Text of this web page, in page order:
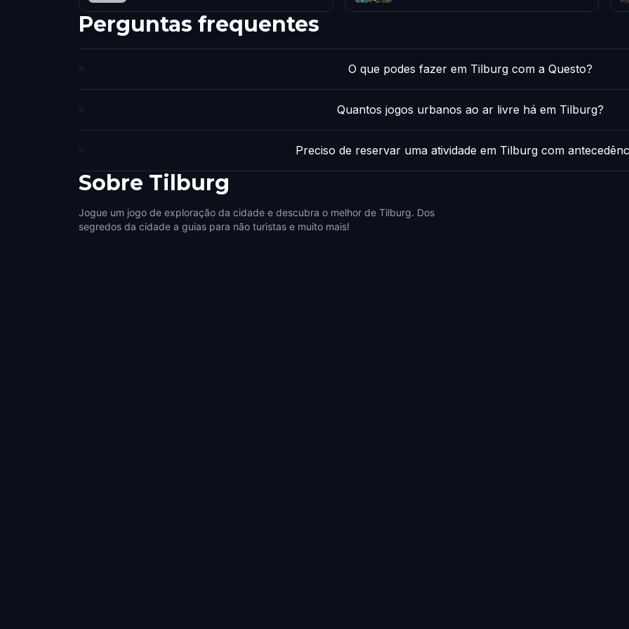
Perguntas frequentes
O que podes fazer em Tilburg com a Questo?
Quantos jogos urbanos ao ar livre há em Tilburg?
Preciso de reservar uma atividade em Tilburg com
Sobre Tilburg
Jogue um jogo de exploração da cidade e descubra o melhor de Tilburg. Dos
segredos da cidade a guias para não turistas e muito mais!